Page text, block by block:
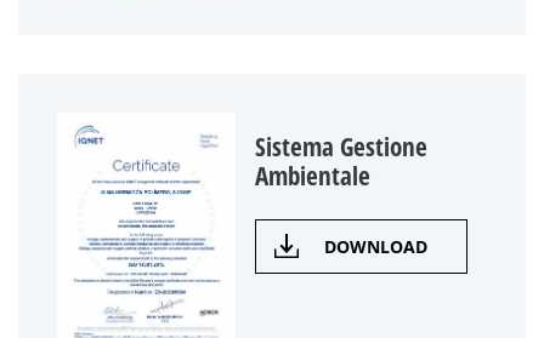
Sistema Gestione
Ambientale
DOWNLOAD